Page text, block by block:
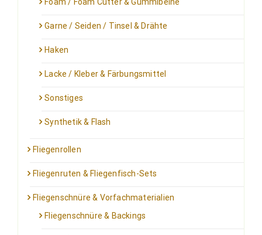
Garne / Seiden / Tinsel & Drähte
Haken
Lacke / Kleber & Färbungsmittel
Sonstiges
Synthetik & Flash
Fliegenrollen
Fliegenruten & Fliegenfisch-Sets
Fliegenschnüre & Vorfachmaterialien
Fliegenschnüre & Backings